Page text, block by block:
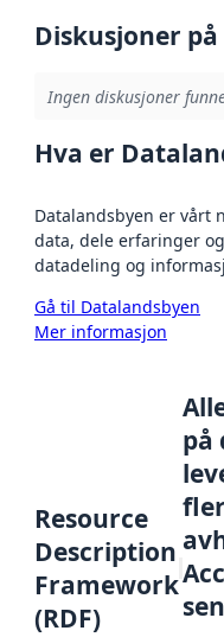
Diskusjoner
Ingen diskusjoner
Hva er
Datalandsbyen er vårt
data, dele erfaringer
datadeling og
Gå til Datalandsbyen
Mer informasjon
Resource
Description
Framework
(RDF)
på